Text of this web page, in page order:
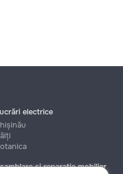
electrice
și reparație mobilier